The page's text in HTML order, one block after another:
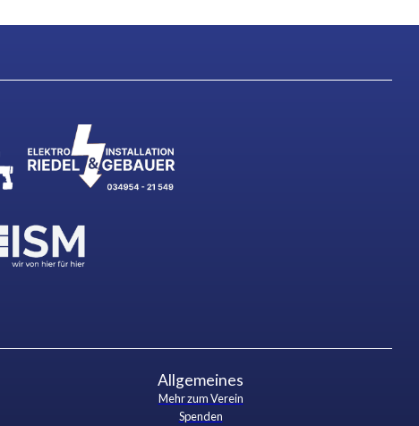
Allgemeines
Mehr zum Verein
Spenden